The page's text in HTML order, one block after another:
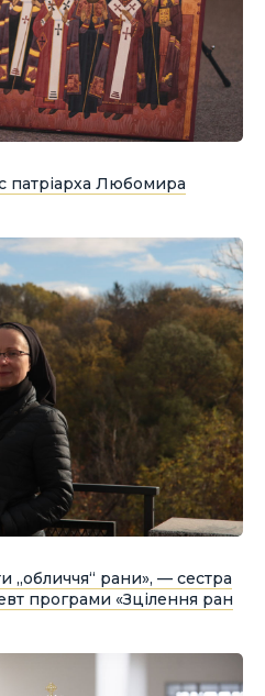
патріарха Любомира
рани», — сестра
програми «Зцілення ран